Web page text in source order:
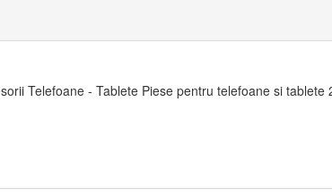
Telefoane - Tablete Piese pentru telefoane si tablete